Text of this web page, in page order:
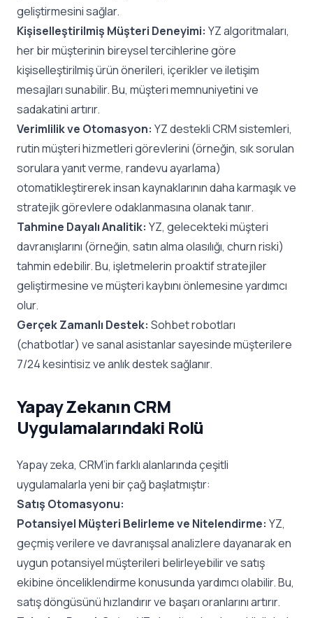
geliştirmesini sağlar.
Kişiselleştirilmiş Müşteri Deneyimi: YZ algoritmaları,
her bir müşterinin bireysel tercihlerine göre
kişiselleştirilmiş ürün önerileri, içerikler ve iletişim
mesajları sunabilir. Bu, müşteri memnuniyetini ve
sadakatini artırır.
Verimlilik ve Otomasyon: YZ destekli CRM sistemleri,
rutin müşteri hizmetleri görevlerini (örneğin, sık sorulan
sorulara yanıt verme, randevu ayarlama)
otomatikleştirerek insan kaynaklarının daha karmaşık ve
stratejik görevlere odaklanmasına olanak tanır.
Tahmine Dayalı Analitik: YZ, gelecekteki müşteri
davranışlarını (örneğin, satın alma olasılığı, churn riski)
tahmin edebilir. Bu, işletmelerin proaktif stratejiler
geliştirmesine ve müşteri kaybını önlemesine yardımcı
olur.
Gerçek Zamanlı Destek: Sohbet robotları
(chatbotlar) ve sanal asistanlar sayesinde müşterilere
7/24 kesintisiz ve anlık destek sağlanır.
Yapay Zekanın CRM
Uygulamalarındaki Rolü
Yapay zeka, CRM’in farklı alanlarında çeşitli
uygulamalarla yeni bir çağ başlatmıştır:
Satış Otomasyonu:
Potansiyel Müşteri Belirleme ve Nitelendirme: YZ,
geçmiş verilere ve davranışsal analizlere dayanarak en
uygun potansiyel müşterileri belirleyebilir ve satış
ekibine önceliklendirme konusunda yardımcı olabilir. Bu,
satış döngüsünü hızlandırır ve başarı oranlarını artırır.